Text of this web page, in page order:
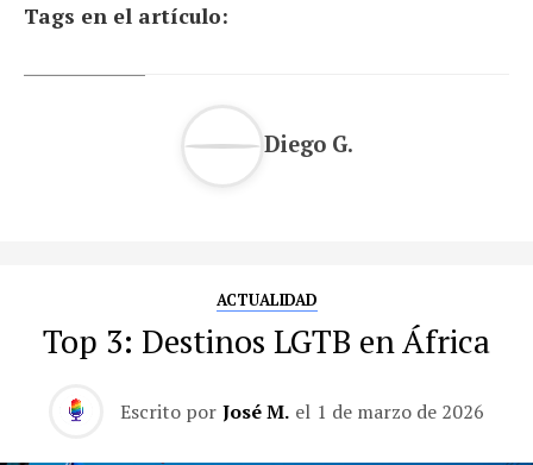
Tags en el artículo:
Diego G.
ACTUALIDAD
Top 3: Destinos LGTB en África
Escrito por José M. el 1 de marzo de 2026